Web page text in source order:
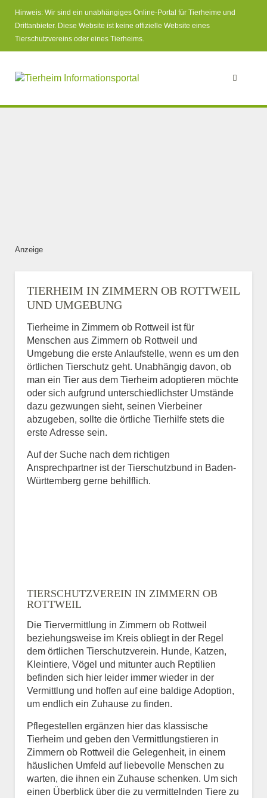
Hinweis: Wir sind ein unabhängiges Online-Portal für Tierheime und
Drittanbieter. Diese Website ist keine offizielle Website eines
Tierschutzvereins oder eines Tierheims.
Anzeige
TIERHEIM IN ZIMMERN OB ROTTWEIL
UND UMGEBUNG
Tierheime in Zimmern ob Rottweil ist für
Menschen aus Zimmern ob Rottweil und
Umgebung die erste Anlaufstelle, wenn es um den
örtlichen Tierschutz geht. Unabhängig davon, ob
man ein Tier aus dem Tierheim adoptieren möchte
oder sich aufgrund unterschiedlichster Umstände
dazu gezwungen sieht, seinen Vierbeiner
abzugeben, sollte die örtliche Tierhilfe stets die
erste Adresse sein.
Auf der Suche nach dem richtigen
Ansprechpartner ist der Tierschutzbund in Baden-
Württemberg gerne behilflich.
TIERSCHUTZVEREIN IN ZIMMERN OB
ROTTWEIL
Die Tiervermittlung in Zimmern ob Rottweil
beziehungsweise im Kreis obliegt in der Regel
dem örtlichen Tierschutzverein. Hunde, Katzen,
Kleintiere, Vögel und mitunter auch Reptilien
befinden sich hier leider immer wieder in der
Vermittlung und hoffen auf eine baldige Adoption,
um endlich ein Zuhause zu finden.
Pflegestellen ergänzen hier das klassische
Tierheim und geben den Vermittlungstieren in
Zimmern ob Rottweil die Gelegenheit, in einem
häuslichen Umfeld auf liebevolle Menschen zu
warten, die ihnen ein Zuhause schenken. Um sich
einen Überblick über die zu vermittelnden Tiere zu